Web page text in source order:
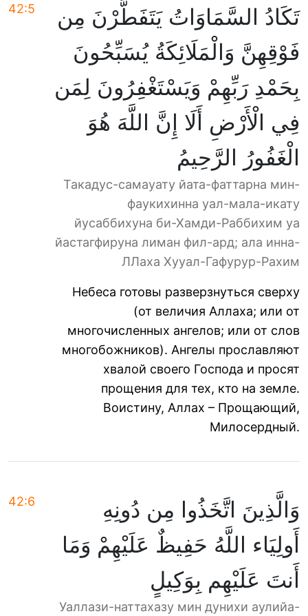
42:5
تَكَادُ السَّمَاوَاتُ يَتَفَطَّرْنَ مِن
فَوْقِهِنَّ وَالْمَلَائِكَةُ يُسَبِّحُونَ
بِحَمْدِ رَبِّهِمْ وَيَسْتَغْفِرُونَ لِمَن
فِي الْأَرْضِ أَلَا إِنَّ اللَّهَ هُوَ
الْغَفُورُ الرَّحِيمُ
Такадус-самауату йата-фаттарна мин-
фаукихинна уал-мала-икату
йусаббихуна би-Хамди-Раббихим уа
йастагфируна лиман фил-ард; ала инна-
ЛЛаха Хууал-Гафурур-Рахим
Небеса готовы разверзнуться сверху
(от величия Аллаха; или от
многочисленных ангелов; или от слов
многобожников). Ангелы прославляют
хвалой своего Господа и просят
прощения для тех, кто на земле.
Воистину, Аллах – Прощающий,
Милосердный.
42:6
وَالَّذِينَ اتَّخَذُوا مِن دُونِهِ
أَولِيَاء اللَّهُ حَفِيظٌ عَلَيْهِمْ وَمَا
أَنتَ عَلَيْهِم بِوَكِيلٍ
Уаллази-наттахазу мин дунихи аулийа-